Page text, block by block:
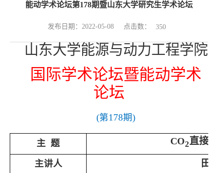
能动学术论坛第178期暨山东大学研究生学术论坛
发布日期：2022-05-08 点击数： 350
山东大学能源与动力工程学院
国际学术论坛暨能动学术
论坛
(第1 78期)
主 题 CO2直接
主讲人 田